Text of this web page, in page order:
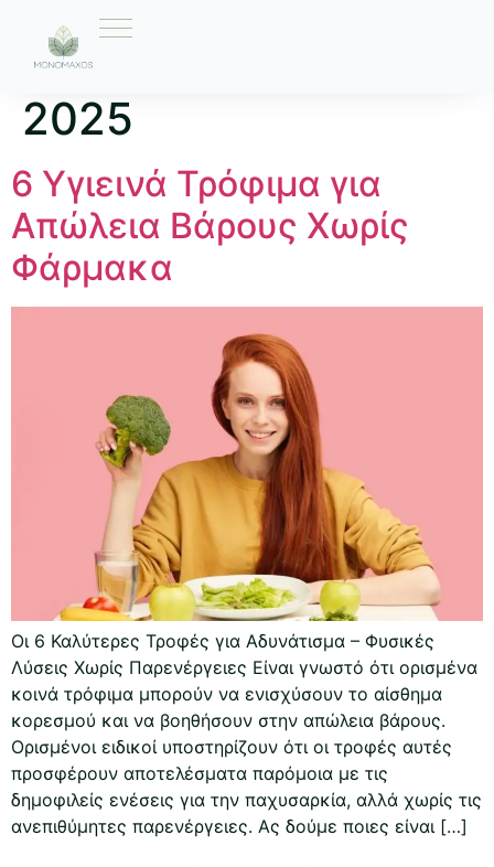
Ημέρα:
2025
6 Υγιεινά Τρόφιμα για
Απώλεια Βάρους Χωρίς
Φάρμακα
Οι 6 Καλύτερες Τροφές για Αδυνάτισμα – Φυσικές
Λύσεις Χωρίς Παρενέργειες Είναι γνωστό ότι ορισμένα
κοινά τρόφιμα μπορούν να ενισχύσουν το αίσθημα
κορεσμού και να βοηθήσουν στην απώλεια βάρους.
Ορισμένοι ειδικοί υποστηρίζουν ότι οι τροφές αυτές
προσφέρουν αποτελέσματα παρόμοια με τις
δημοφιλείς ενέσεις για την παχυσαρκία, αλλά χωρίς τις
ανεπιθύμητες παρενέργειες. Ας δούμε ποιες είναι […]